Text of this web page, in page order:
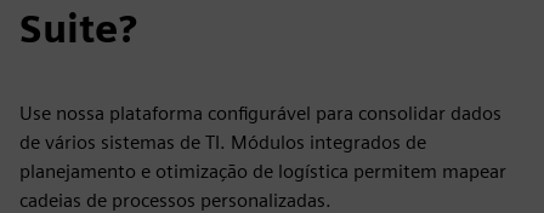
Suite?
Use nossa plataforma configurável para consolidar dados
de vários sistemas de TI. Módulos integrados de
planejamento e otimização de logística permitem mapear
cadeias de processos personalizadas.